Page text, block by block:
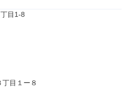
目1-8
目１ー８